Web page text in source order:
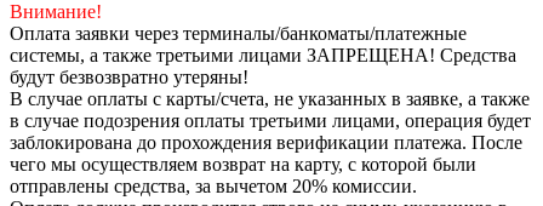
Внимание!
Оплата заявки через терминалы/банкоматы/платежные
системы, а также третьими лицами ЗАПРЕЩЕНА! Средства
будут безвозвратно утеряны!
В случае оплаты с карты/счета, не указанных в заявке, а также
в случае подозрения оплаты третьими лицами, операция будет
заблокирована до прохождения верификации платежа. После
чего мы осуществляем возврат на карту, с которой были
отправлены средства, за вычетом 20% комиссии.